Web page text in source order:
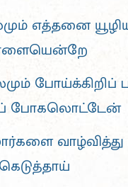
எத்தனை
போய்க்கிறிப்
போகலொட்டேன்